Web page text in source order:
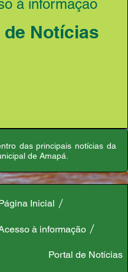
à informação
de Notícias
das principais notícias da
de Amapá.
Inicial
à informação
Portal de Notícias